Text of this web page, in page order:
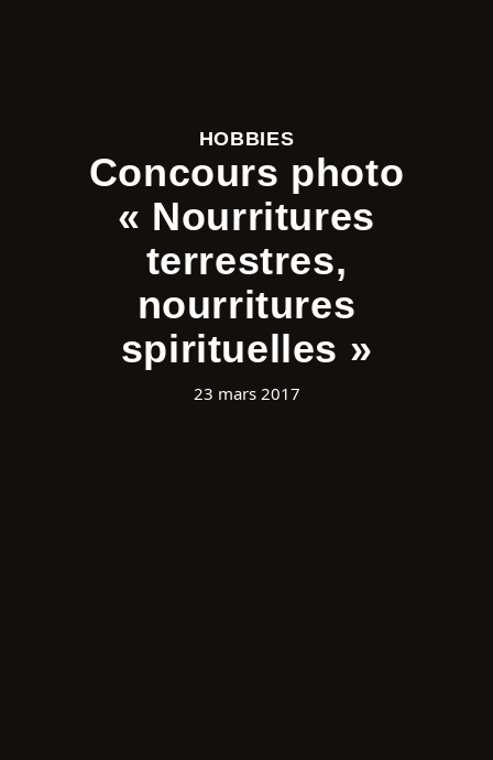
HOBBIES
Concours photo
« Nourritures
terrestres,
nourritures
spirituelles »
23 mars 2017